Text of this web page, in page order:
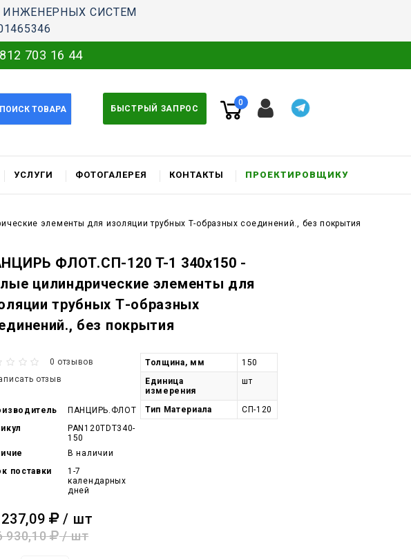
СИСТЕМ
703 16 44
ПОИСК ТОВАРА БЫСТРЫЙ ЗАПРОС
0
УСЛУГИ ФОТОГАЛЕРЕЯ КОНТАКТЫ ПРОЕКТИРОВЩИКУ
элементы для изоляции трубных Т-образных соединений., без покрытия
ФЛОТ.СП-120 T-1 340x150 -
цилиндрические элементы для
трубных Т-образных
без покрытия
0 отзывов
отзыв
ПАНЦИРЬ.ФЛОТ
PAN120TDT340-
150
В наличии
поставки
1-7
календарных
дней
/ шт
930,10 / шт
Толщина, мм
150
Единица
измерения
шт
Тип Материала СП-120